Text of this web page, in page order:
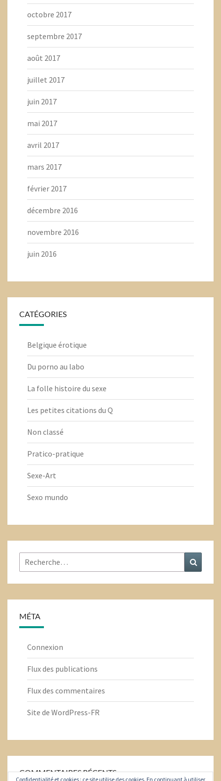
octobre 2017
septembre 2017
août 2017
juillet 2017
juin 2017
mai 2017
avril 2017
mars 2017
février 2017
décembre 2016
novembre 2016
juin 2016
CATÉGORIES
Belgique érotique
Du porno au labo
La folle histoire du sexe
Les petites citations du Q
Non classé
Pratico-pratique
Sexe-Art
Sexo mundo
Rechercher
:
MÉTA
Connexion
Flux des publications
Flux des commentaires
Site de WordPress-FR
COMMENTAIRES RÉCENTS
Confidentialité et cookies : ce site utilise des cookies. En continuant à utiliser